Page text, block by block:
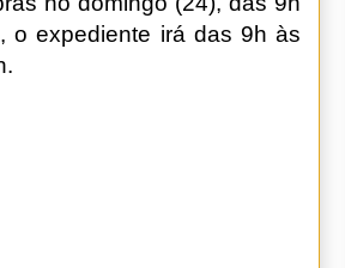
o expediente irá das 9h às